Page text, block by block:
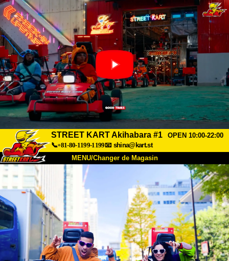
STREET KART Akihabara #1
OPEN 10:00-22:00
📞+81-80-1199-1199📧 shina@kart.st
MENU/Changer de Magasin
À Propos Caractéristiques Tarifs
Accès FAQ
Entreprise Réservation
Changer de Magasin